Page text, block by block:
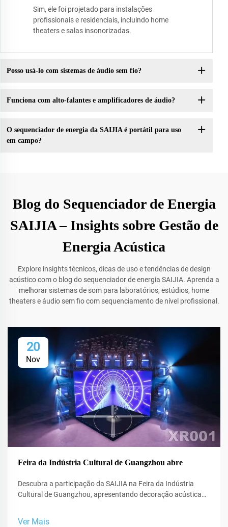
Sim, ele foi projetado para instalações
profissionais e residenciais, incluindo home
theaters e salas insonorizadas.
Posso usá-lo com sistemas de áudio sem fio?
Funciona com alto-falantes e amplificadores de áudio?
O sequenciador de energia da SAIJIA é portátil para uso
em campo?
Blog do Sequenciador de Energia
SAIJIA – Insights sobre Gestão de
Energia Acústica
Explore insights técnicos, dicas de uso e tendências de design
acústico com o blog do sequenciador de energia SAIJIA. Aprenda a
melhorar sistemas de som para laboratórios, estúdios, home
theaters e áudio sem fio com sequenciamento de nível profissional.
20
Nov
Feira da Indústria Cultural de Guangzhou abre
Descubra a participação da SAIJIA na Feira da Indústria
Cultural de Guangzhou, apresentando decoração acústica
Ver Mais